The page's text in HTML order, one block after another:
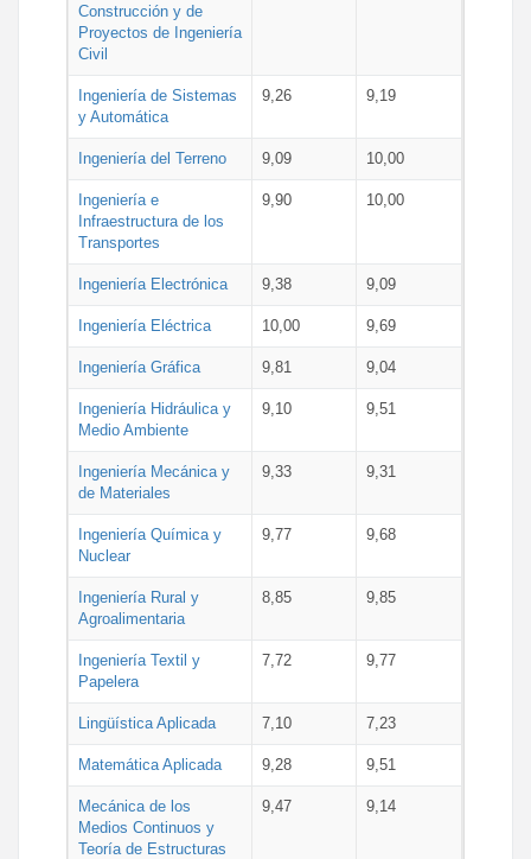
Construcción y de
Proyectos de Ingeniería
Civil
Ingeniería de Sistemas
y Automática
9,26 9,19
Ingeniería del Terreno 9,09 10,00
Ingeniería e
Infraestructura de los
Transportes
9,90 10,00
Ingeniería Electrónica 9,38 9,09
Ingeniería Eléctrica 10,00 9,69
Ingeniería Gráfica 9,81 9,04
Ingeniería Hidráulica y
Medio Ambiente
9,10 9,51
Ingeniería Mecánica y
de Materiales
9,33 9,31
Ingeniería Química y
Nuclear
9,77 9,68
Ingeniería Rural y
Agroalimentaria
8,85 9,85
Ingeniería Textil y
Papelera
7,72 9,77
Lingüística Aplicada 7,10 7,23
Matemática Aplicada 9,28 9,51
Mecánica de los
Medios Continuos y
Teoría de Estructuras
9,47 9,14